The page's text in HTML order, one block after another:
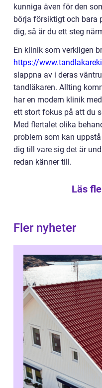
kunniga även för den
börja försiktigt och bara
dig, så är du ett steg
En klinik som verkligen
https://
slappna av i deras
tandläkaren. Allting
har en modern klinik
ett stort fokus på att du
Med flertalet olika
problem som kan
dig till vare sig det är
redan känner till.
Läs
Fler nyheter